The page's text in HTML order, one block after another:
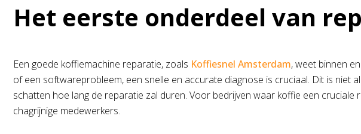
Het eerste onderdeel van
Een goede koffiemachine reparatie, zoals Koffiesnel Amsterdam, weet binnen
of een softwareprobleem, een snelle en accurate diagnose is cruciaal. Dit is
schatten hoe lang de reparatie zal duren. Voor bedrijven waar koffie een
chagrijnige medewerkers.